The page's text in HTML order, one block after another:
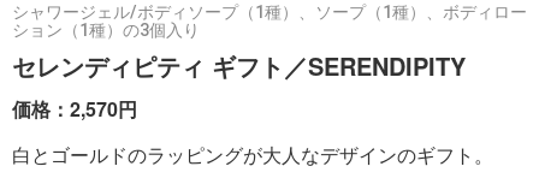
シャワージェル/ボディソープ（1種）、ソープ（1種）、ボディロー
ション（1種）の3個入り
セレンディピティ ギフト／SERENDIPITY
価格：2,570円
白とゴールドのラッピングが大人なデザインのギフト。